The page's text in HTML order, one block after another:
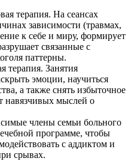
терапия. На сеансах
зависимости (травмах,
к себе и миру, формирует
связанные с
паттерны.
терапия. Занятия
эмоции, научиться
а также снять избыточное
навязчивых мыслей о
члены семьи больного
программе, чтобы
с аддиктом и
срывах.